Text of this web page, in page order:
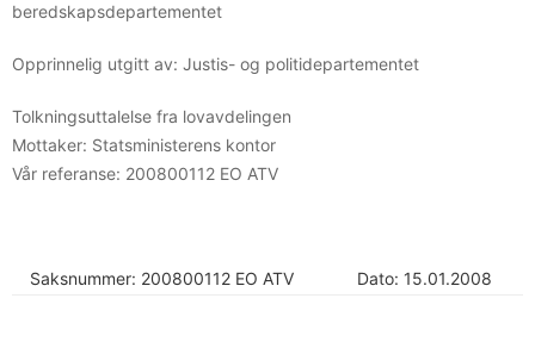
beredskapsdepartementet
Opprinnelig utgitt av: Justis- og politidepartementet
Tolkningsuttalelse fra lovavdelingen
Mottaker: Statsministerens kontor
Vår referanse: 200800112 EO ATV
Saksnummer: 200800112 EO ATV Dato: 15.01.2008